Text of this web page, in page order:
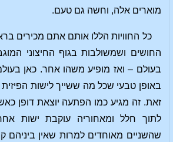
מוארים אלה, וחשה גם טעם.
כל החוויות הללו אותם אתם מכירים
החושים ושמשולבות בגוף החיצוני
בעולם – ואז מופיע משהו אחר. כאן
באופן טבעי שכל מה ששייך לישות
זאת. זה מגיע כמו הפתעה יוצאת דופן
לתוך חלל ומאחוריה עוקבת ישות
שהשניים מאוחדים למרות שאין ביניהם